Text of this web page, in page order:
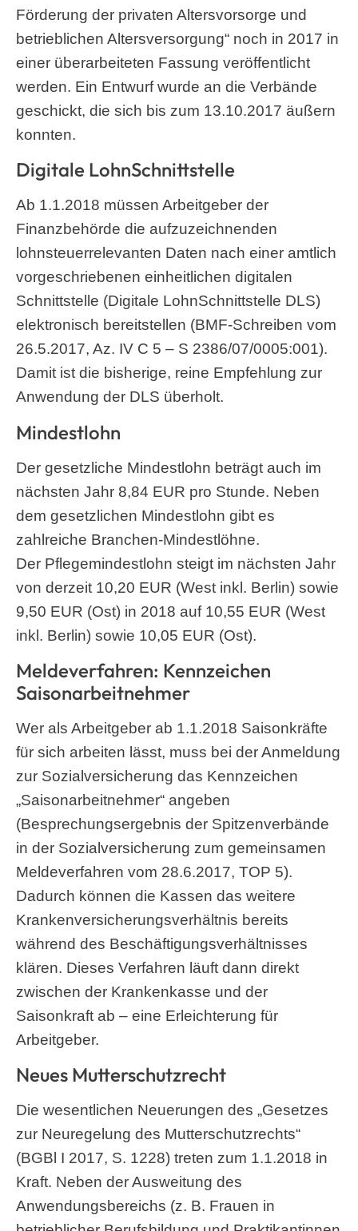
Förderung der privaten Altersvorsorge und
betrieblichen Altersversorgung“ noch in 2017 in
einer überarbeiteten Fassung veröffentlicht
werden. Ein Entwurf wurde an die Verbände
geschickt, die sich bis zum 13.10.2017 äußern
konnten.
Digitale LohnSchnittstelle
Ab 1.1.2018 müssen Arbeitgeber der
Finanzbehörde die aufzuzeichnenden
lohnsteuerrelevanten Daten nach einer amtlich
vorgeschriebenen einheitlichen digitalen
Schnittstelle (Digitale LohnSchnittstelle DLS)
elektronisch bereitstellen (BMF-Schreiben vom
26.5.2017, Az. IV C 5 – S 2386/07/0005:001).
Damit ist die bisherige, reine Empfehlung zur
Anwendung der DLS überholt.
Mindestlohn
Der gesetzliche Mindestlohn beträgt auch im
nächsten Jahr 8,84 EUR pro Stunde. Neben
dem gesetzlichen Mindestlohn gibt es
zahlreiche Branchen-Mindestlöhne.
Der Pflegemindestlohn steigt im nächsten Jahr
von derzeit 10,20 EUR (West inkl. Berlin) sowie
9,50 EUR (Ost) in 2018 auf 10,55 EUR (West
inkl. Berlin) sowie 10,05 EUR (Ost).
Meldeverfahren: Kennzeichen
Saisonarbeitnehmer
Wer als Arbeitgeber ab 1.1.2018 Saisonkräfte
für sich arbeiten lässt, muss bei der Anmeldung
zur Sozialversicherung das Kennzeichen
„Saisonarbeitnehmer“ angeben
(Besprechungsergebnis der Spitzenverbände
in der Sozialversicherung zum gemeinsamen
Meldeverfahren vom 28.6.2017, TOP 5).
Dadurch können die Kassen das weitere
Krankenversicherungsverhältnis bereits
während des Beschäftigungsverhältnisses
klären. Dieses Verfahren läuft dann direkt
zwischen der Krankenkasse und der
Saisonkraft ab – eine Erleichterung für
Arbeitgeber.
Neues Mutterschutzrecht
Die wesentlichen Neuerungen des „Gesetzes
zur Neuregelung des Mutterschutzrechts“
(BGBl I 2017, S. 1228) treten zum 1.1.2018 in
Kraft. Neben der Ausweitung des
Anwendungsbereichs (z. B. Frauen in